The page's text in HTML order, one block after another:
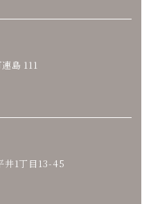
島 111
井1丁目13-45